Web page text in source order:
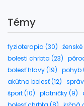
Témy
fyzioterapia (30)
bolesti chrbta (23)
bolesť hlavy (19) pohyb
akútna bolesť (12)
šport (10) platničky (9)